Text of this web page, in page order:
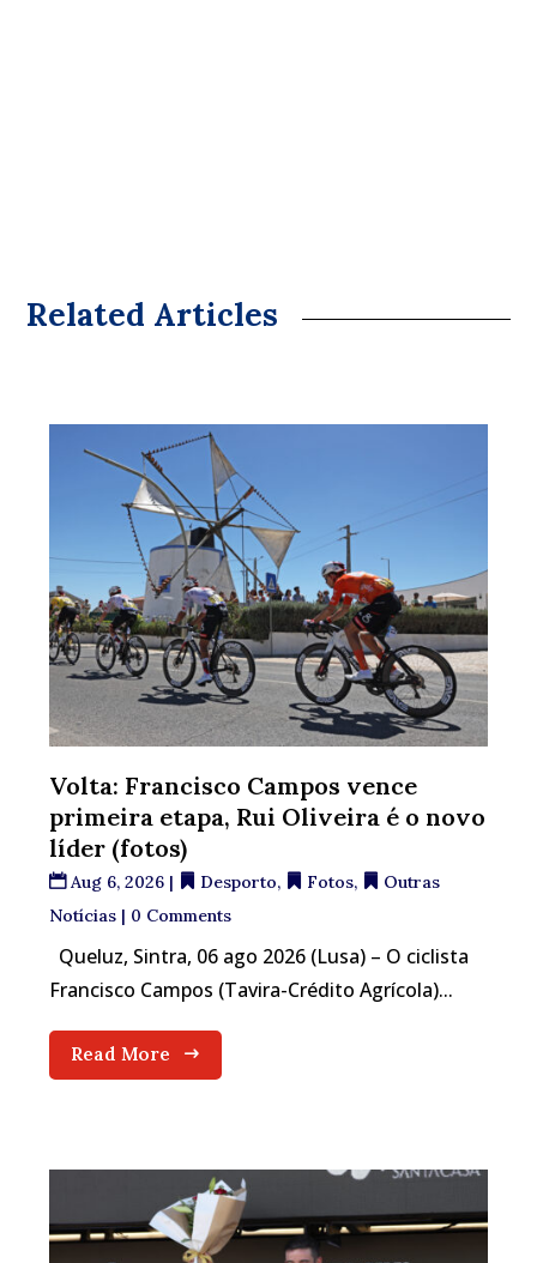
Related Articles
Volta: Francisco Campos vence
primeira etapa, Rui Oliveira é o novo
líder (fotos)
Aug 6, 2026 | Desporto, Fotos,
Outras
Notícias | 0 Comments
Queluz, Sintra, 06 ago 2026 (Lusa) – O ciclista
Francisco Campos (Tavira-Crédito Agrícola)...
Read More